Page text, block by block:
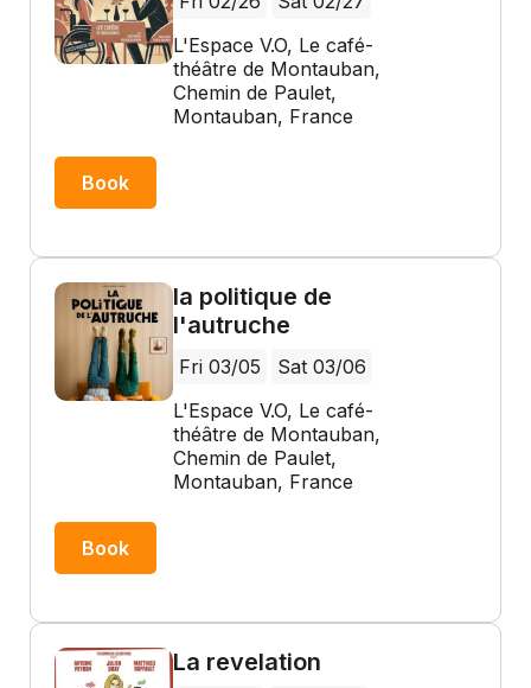
L'Espace V.O, Le café-
théâtre de Montauban,
Chemin de Paulet,
Montauban, France
Book
la politique de
l'autruche
Fri 03/05
Sat 03/06
L'Espace V.O, Le café-
théâtre de Montauban,
Chemin de Paulet,
Montauban, France
Book
La revelation